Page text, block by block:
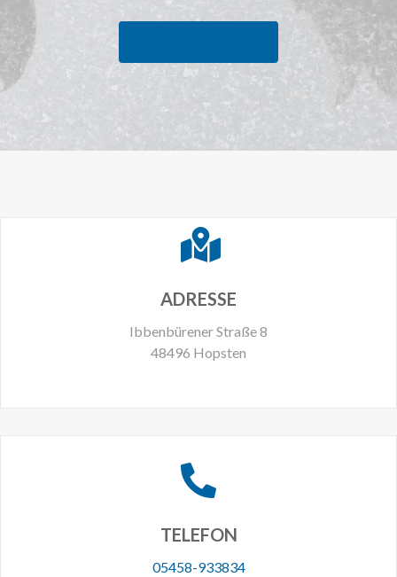
ADRESSE
Ibbenbürener Straße 8
48496 Hopsten
TELEFON
05458-933834